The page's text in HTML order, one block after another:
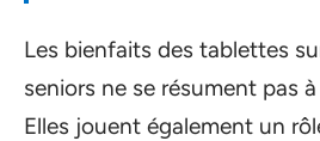
Les bienfaits des tablettes
seniors ne se résument pas
Elles jouent également un